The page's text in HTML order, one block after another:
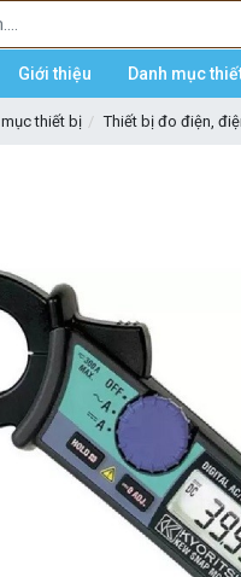
Giới thiệu Danh mục
thiết bị Thiết bị đo điện,